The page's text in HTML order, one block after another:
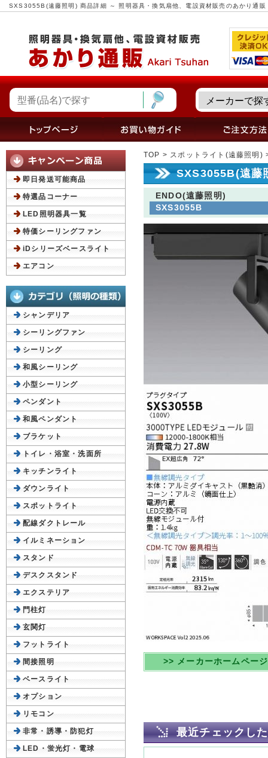
SXS3055B(遠藤照明) 商品詳細 ～ 照明器具・換気扇他、電設資材販売のあかり通販
TOP > スポットライト(遠藤照明)
SXS3055B(遠藤
ENDO(遠藤照明)
SXS3055B
>> メーカーホームペー
最近チェックし
即日発送可能商品
特選品コーナー
LED照明器具一覧
特価シーリングファン
iDシリーズベースライト
エアコン
シャンデリア
シーリングファン
シーリング
和風シーリング
小型シーリング
ペンダント
和風ペンダント
ブラケット
トイレ・浴室・洗面所
キッチンライト
ダウンライト
スポットライト
配線ダクトレール
イルミネーション
スタンド
デスクスタンド
エクステリア
門柱灯
玄関灯
フットライト
間接照明
ベースライト
オプション
リモコン
非常・誘導・防犯灯
LED・蛍光灯・電球